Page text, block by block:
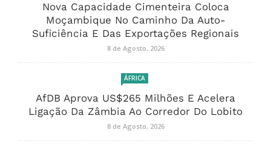
Nova Capacidade Cimenteira Coloca
Moçambique No Caminho Da Auto-
Suficiência E Das Exportações Regionais
8 de Agosto, 2026
ÁFRICA
AfDB Aprova US$265 Milhões E Acelera
Ligação Da Zâmbia Ao Corredor Do Lobito
8 de Agosto, 2026